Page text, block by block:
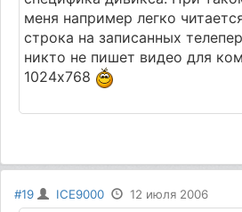
меня например легко
строка на записанных
никто не пишет видео для
1024х768
#19 ICE9000 12 июля 2006